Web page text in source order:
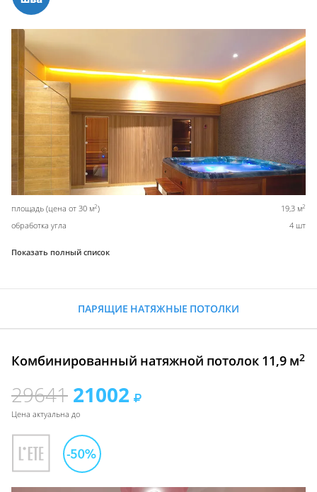
площадь (цена от 30 м2) 19,3 м2
обработка угла 4 шт
Показать полный список
ПАРЯЩИЕ НАТЯЖНЫЕ ПОТОЛКИ
Комбинированный натяжной потолок 11,9 м2
29641 21002
Цена актуальна до